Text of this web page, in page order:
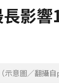
影響
意圖／翻攝自